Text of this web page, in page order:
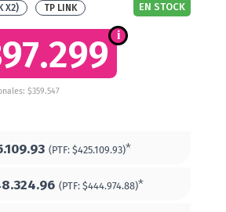
X2) EN STOCK
TP LINK
$359.547
(PTF: $425.109.93)*
(PTF: $444.974.88)*